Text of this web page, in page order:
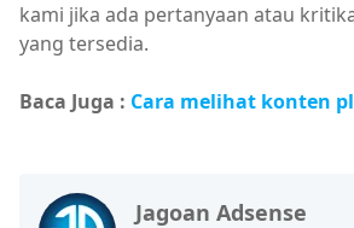
kami jika ada pertanyaan atau
yang tersedia.
Baca Juga : Cara melihat konten
Jagoan Adsense